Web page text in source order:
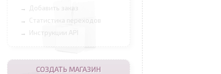
→ Добавить заказ
→ Статистика переходов
→ Инструкции API
СОЗДАТЬ МАГАЗИН